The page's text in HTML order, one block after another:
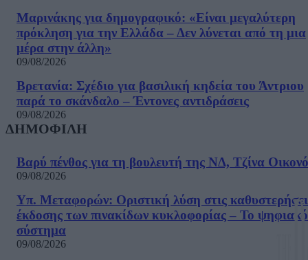
Μαρινάκης για δημογραφικό: «Είναι μεγαλύτερη
πρόκληση για την Ελλάδα – Δεν λύνεται από τη μια
μέρα στην άλλη»
09/08/2026
Βρετανία: Σχέδιο για βασιλική κηδεία του Άντριου
παρά το σκάνδαλο – Έντονες αντιδράσεις
09/08/2026
ΔΗΜΟΦΙΛΗ
Βαρύ πένθος για τη βουλευτή της ΝΔ, Τζίνα
09/08/2026
Υπ. Μεταφορών: Οριστική λύση στις
έκδοσης των πινακίδων κυκλοφορίας – Το ψηφιακό
σύστημα
09/08/2026